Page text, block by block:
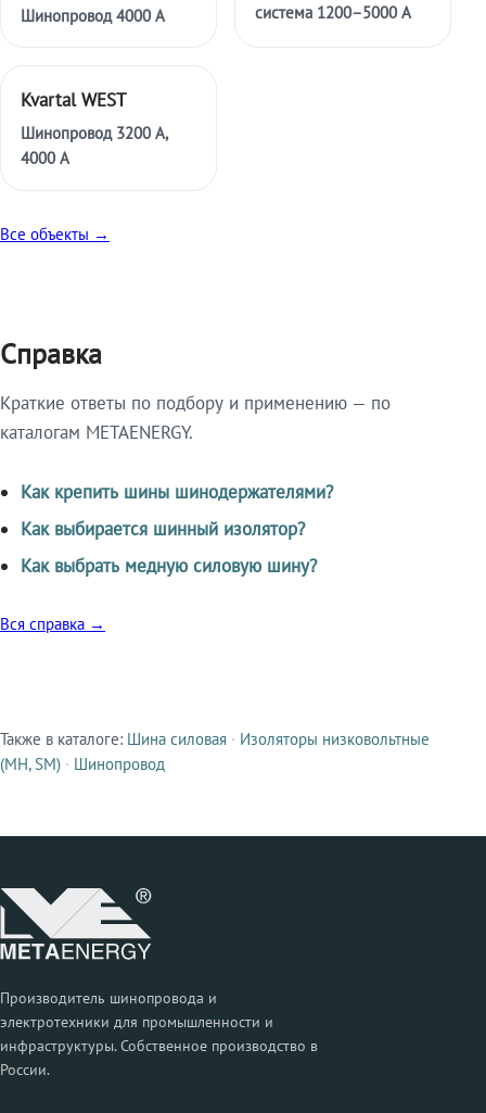
Шинопровод 4000 А
система 1200–5000 А
Kvartal WEST
Шинопровод 3200 А,
4000 А
Все объекты →
Справка
Краткие ответы по подбору и применению — по
каталогам METAENERGY.
Как крепить шины шинодержателями?
Как выбирается шинный изолятор?
Как выбрать медную силовую шину?
Вся справка →
Смежные продукты
Также в каталоге: Шина силовая · Изоляторы низковольтные
(МН, SM) · Шинопровод
Производитель шинопровода и
электротехники для промышленности и
инфраструктуры. Собственное производство в
России.